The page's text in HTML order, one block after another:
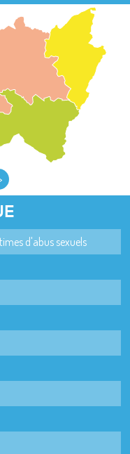
d'abus sexuels